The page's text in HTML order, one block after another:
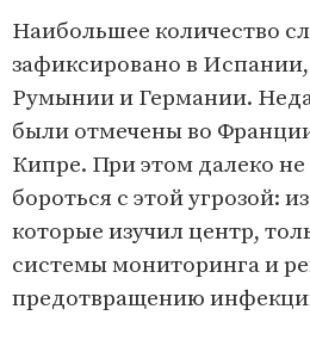
Наибольшее количество
зафиксировано в
Румынии и Германии.
были отмечены во
Кипре. При этом далеко
бороться с этой угрозой:
которые изучил центр,
системы мониторинга и
предотвращению